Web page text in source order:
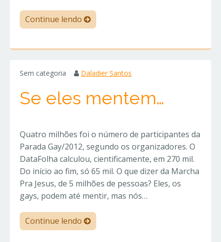
Continue lendo
Sem categoria Daladier Santos
Se eles mentem…
Quatro milhões foi o número de participantes da
Parada Gay/2012, segundo os organizadores. O
DataFolha calculou, cientificamente, em 270 mil.
Do início ao fim, só 65 mil. O que dizer da Marcha
Pra Jesus, de 5 milhões de pessoas? Eles, os
gays, podem até mentir, mas nós…
Continue lendo